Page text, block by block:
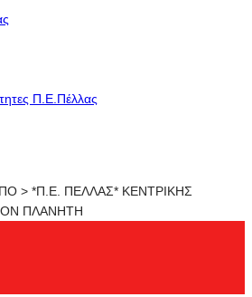
Π.Ε.Πέλλας
> *Π.Ε. ΠΕΛΛΑΣ* ΚΕΝΤΡΙΚΗΣ
ΠΛΑΝΗΤΗ